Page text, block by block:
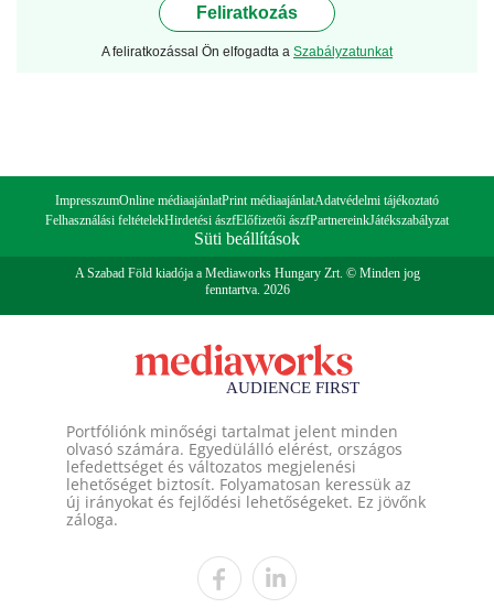
Feliratkozás
A feliratkozással Ön elfogadta a Szabályzatunkat
ImpresszumOnline médiaajánlatPrint médiaajánlatAdatvédelmi tájékoztató
Felhasználási feltételekHirdetési ászfElőfizetői ászfPartnereinkJátékszabályzat
Süti beállítások
A Szabad Föld kiadója a Mediaworks Hungary Zrt. © Minden jog
fenntartva. 2026
Portfóliónk minőségi tartalmat jelent minden
olvasó számára. Egyedülálló elérést, országos
lefedettséget és változatos megjelenési
lehetőséget biztosít. Folyamatosan keressük az
új irányokat és fejlődési lehetőségeket. Ez jövőnk
záloga.